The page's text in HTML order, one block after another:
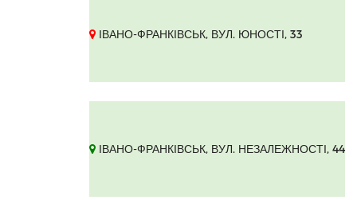
ІВАНО-ФРАНКІВСЬК, ВУЛ. ЮНОСТІ, 33
ІВАНО-ФРАНКІВСЬК, ВУЛ. НЕЗАЛЕЖНОСТІ, 44
зателефонуємо !
умови угоди